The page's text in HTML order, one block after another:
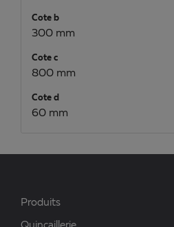
Cote b
300 mm
Cote c
800 mm
Cote d
60 mm
Produits